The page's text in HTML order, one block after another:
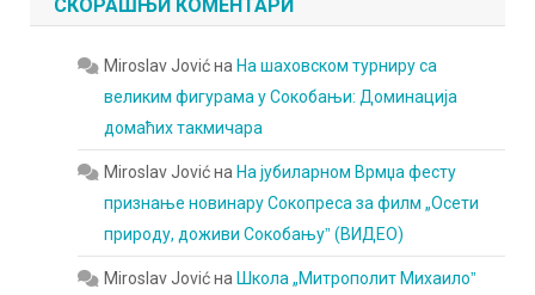
СКОРАШЊИ КОМЕНТАРИ
Miroslav Jovićна На шаховском турниру са
великим фигурама у Сокобањи: Доминација
домаћих такмичара
Miroslav Jovićна На јубиларном Врмџа фесту
признање новинару Сокопреса за филм „Осети
природу, доживи Сокобањуˮ (ВИДЕО)
Miroslav Jovićна Школа „Митрополит Михаилоˮ